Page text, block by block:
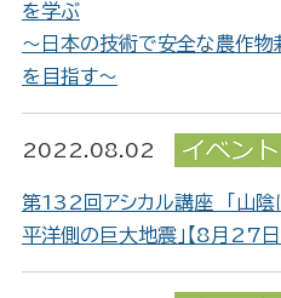
を学ぶ
～日本の技術で安全な農作物
を目指す～
2022.08.02
第132回アシカル講座 「山
平洋側の巨大地震」【8月27